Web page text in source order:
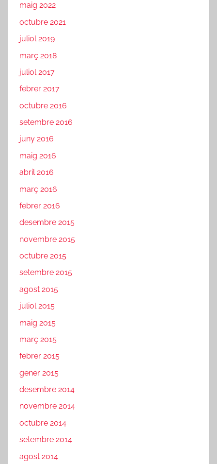
maig 2022
octubre 2021
juliol 2019
març 2018
juliol 2017
febrer 2017
octubre 2016
setembre 2016
juny 2016
maig 2016
abril 2016
març 2016
febrer 2016
desembre 2015
novembre 2015
octubre 2015
setembre 2015
agost 2015
juliol 2015
maig 2015
març 2015
febrer 2015
gener 2015
desembre 2014
novembre 2014
octubre 2014
setembre 2014
agost 2014